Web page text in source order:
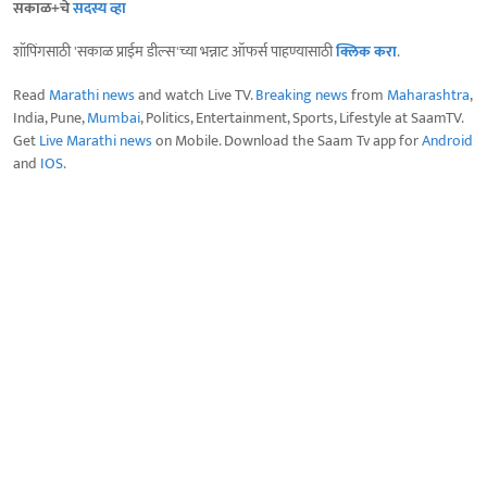
सकाळ+चेसदस्य व्हा
शॉपिंगसाठी 'सकाळ प्राईम डील्स'च्या भन्नाट ऑफर्स पाहण्यासाठीक्लिक करा.
Read Marathi newsand watch Live TV.Breaking newsfrom Maharashtra,
India, Pune,Mumbai, Politics, Entertainment, Sports, Lifestyle at SaamTV.
GetLive Marathi newson Mobile. Download the Saam Tv app forAndroid
and IOS.